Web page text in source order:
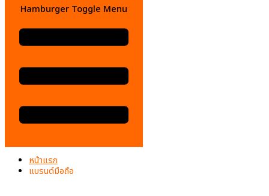
Hamburger Toggle Menu
หน้าแรก
แบรนด์มือถือ